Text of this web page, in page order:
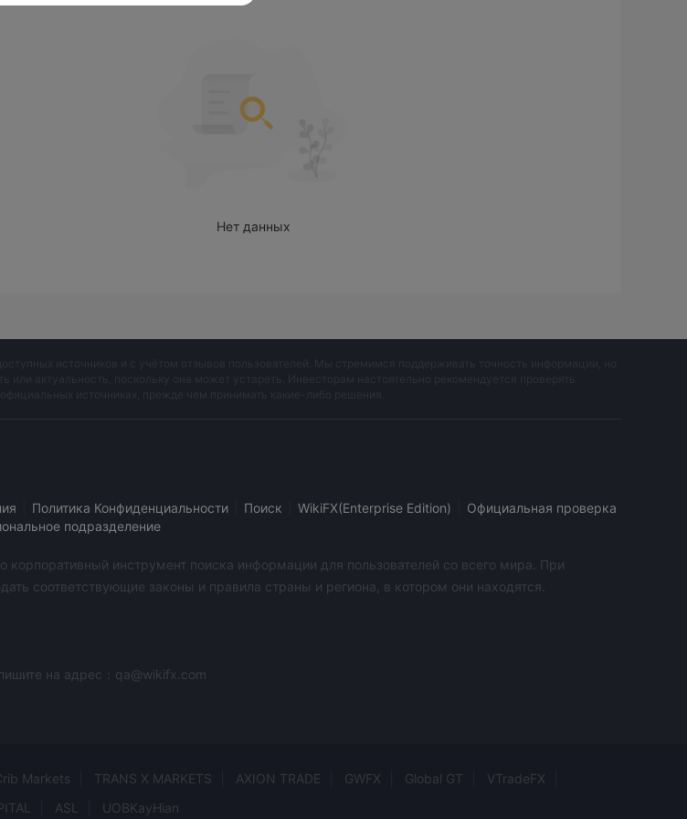
различные варианты спредов и комиссий для разных счетов. Вы можете ознакомиться
Нет данных
Политика Конфиденциальности Поиск WikiFX(Enterprise Edition)
Официальная проверка
подразделение
инструмент поиска информации для пользователей со всего мира. При
соответствующие законы и правила страны и региона, в котором они находятся.
на адрес：qa@wikifx.com
Markets TRANS X MARKETS AXION TRADE GWFX Global GT
VTradeFX
ASL UOBKayHian